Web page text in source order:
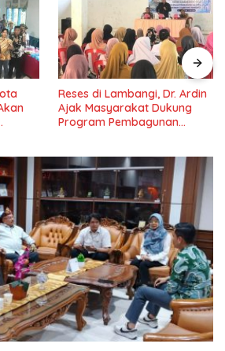
Reses di Lambangi, Dr. Ardin
Ajak Masyarakat Dukung
Program Pembagunan